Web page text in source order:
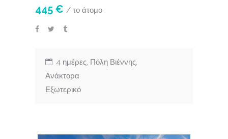
445 € / το άτομο
4 ημέρες, Πόλη Βιέννης,
Ανάκτορα
Εξωτερικό